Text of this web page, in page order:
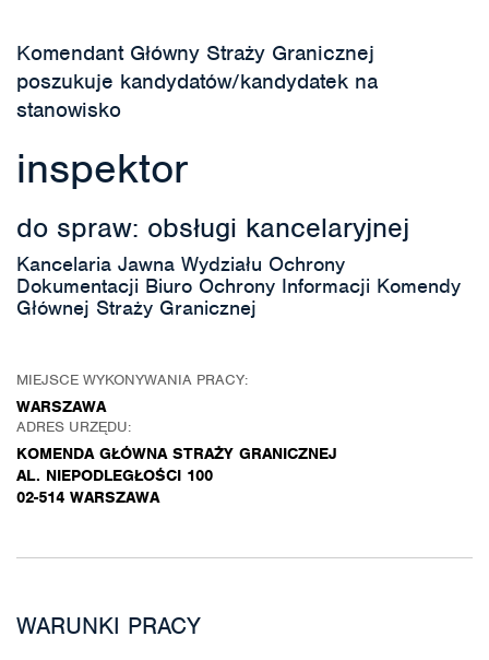
Komendant Główny Straży Granicznej
poszukuje kandydatów/kandydatek na
stanowisko
inspektor
do spraw: obsługi kancelaryjnej
Kancelaria Jawna Wydziału Ochrony
Dokumentacji Biuro Ochrony Informacji Komendy
Głównej Straży Granicznej
MIEJSCE WYKONYWANIA PRACY:
WARSZAWA
ADRES URZĘDU:
KOMENDA GŁÓWNA STRAŻY GRANICZNEJ
AL. NIEPODLEGŁOŚCI 100
02-514 WARSZAWA
WARUNKI PRACY